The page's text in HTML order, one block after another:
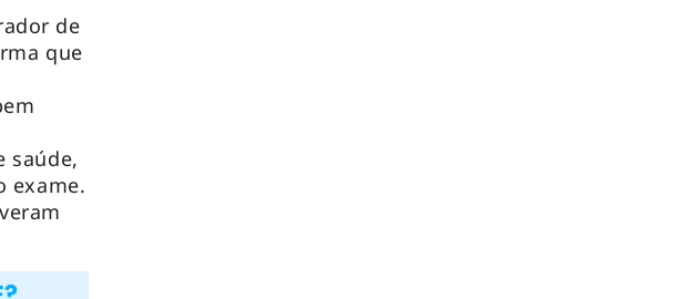
de
que
saúde,
exame.